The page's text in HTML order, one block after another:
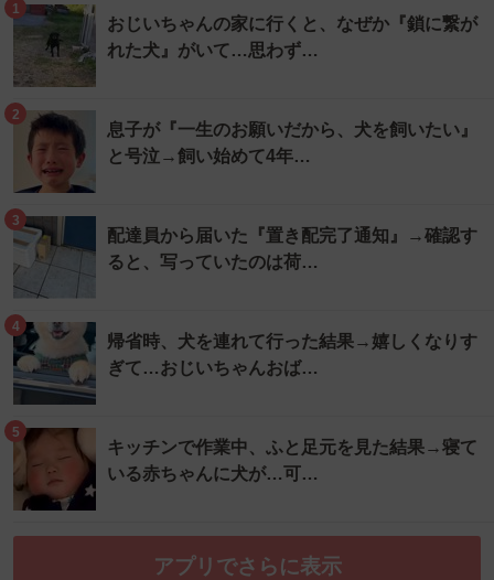
1
おじいちゃんの家に行くと、なぜか『鎖に繋が
れた犬』がいて…思わず…
2
息子が『一生のお願いだから、犬を飼いたい』
と号泣→飼い始めて4年…
3
配達員から届いた『置き配完了通知』→確認す
ると、写っていたのは荷…
4
帰省時、犬を連れて行った結果→嬉しくなりす
ぎて…おじいちゃんおば…
5
キッチンで作業中、ふと足元を見た結果→寝て
いる赤ちゃんに犬が…可…
アプリでさらに表示